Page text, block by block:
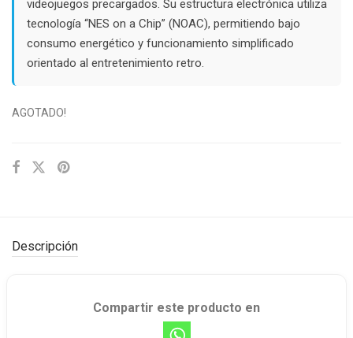
videojuegos precargados. Su estructura electrónica utiliza
tecnología “NES on a Chip” (NOAC), permitiendo bajo
consumo energético y funcionamiento simplificado
orientado al entretenimiento retro.
AGOTADO!
Descripción
Compartir este producto en